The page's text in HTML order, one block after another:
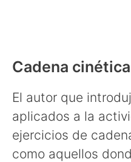
Cadena
El autor que
aplicados a la
ejercicios de
como aquellos